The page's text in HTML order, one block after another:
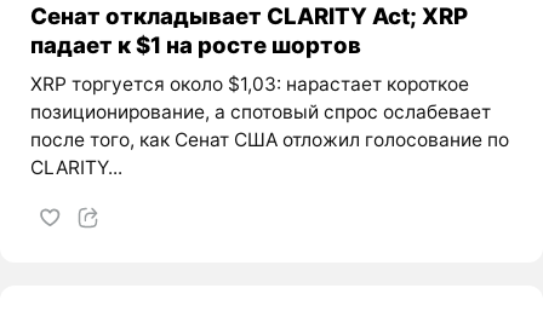
Сенат откладывает CLARITY Act; XRP
падает к $1 на росте шортов
XRP торгуется около $1,03: нарастает короткое
позиционирование, а спотовый спрос ослабевает
после того, как Сенат США отложил голосование по
CLARITY...